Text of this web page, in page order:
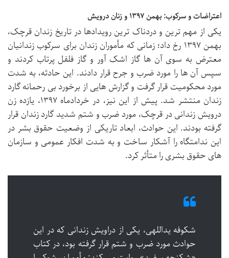
اعتراضات و سرکوب: بهمن ۱۳۹۷ و زنان درویش
یکی از مهم ترین و دردناک ترین رویدادها در تاریخ زندان قرچک،
بهمن ۱۳۹۷ رخ داد؛ زمانی که مأموران زندان برای سرکوب زندانیان
معترض به سوی آن ها گاز اشک آور و گاز فلفل پرتاب کردند و
سپس آن ها را مورد ضرب و جرح قرار دادند. این حادثه، به شدت
مورد محکومیت قرار گرفت و گزارش هایی از برخورد بی رحمانه گارد
زندان منتشر شد. پیش از این نیز، در خردادماه ۱۳۹۷، یازده زن
درویش زندانی در قرچک، مورد ضرب و شتم شدید گارد زندان قرار
گرفته بودند. این حوادث، ابعاد تاریکی از وضعیت حقوق بشر در
این ندامتگاه را آشکار ساخت و به شدت افکار عمومی و سازمان
های حقوق بشری را متأثر کرد.
شکوفه یداللهی، یکی از دراویش زندانی که در این
حوادث مورد ضرب و شتم قرار گرفته بود، در کتاب